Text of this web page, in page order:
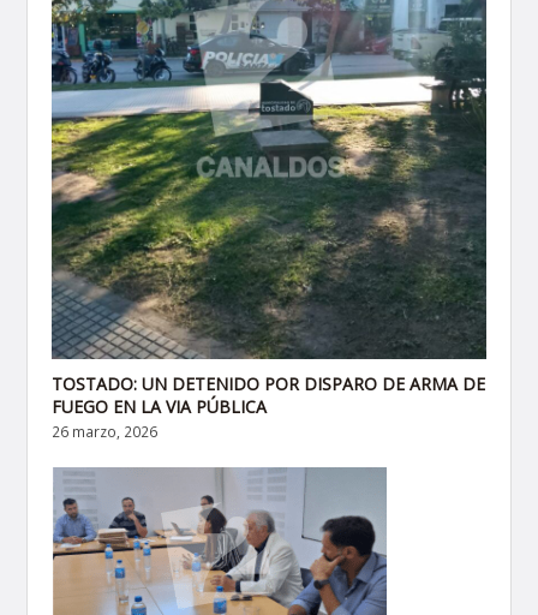
TOSTADO: UN DETENIDO POR DISPARO DE ARMA DE
FUEGO EN LA VIA PÚBLICA
26 marzo, 2026